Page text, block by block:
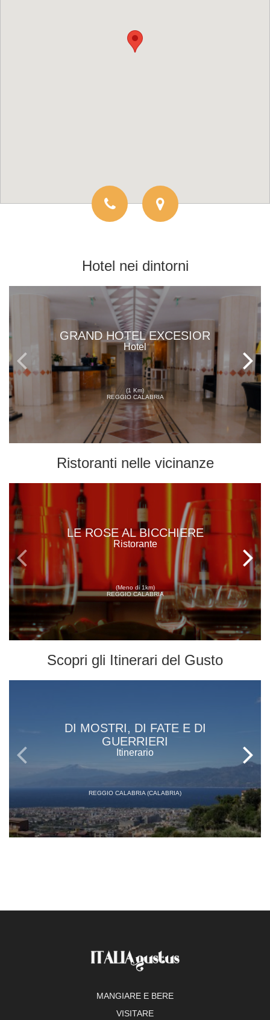
Hotel nei dintorni
GRAND HOTEL EXCESIOR
Hotel
(1 Km)
REGGIO CALABRIA
Ristoranti nelle vicinanze
LE ROSE AL BICCHIERE
Ristorante
(Meno di 1km)
REGGIO CALABRIA
Scopri gli Itinerari del Gusto
DI MOSTRI, DI FATE E DI
GUERRIERI
Itinerario
REGGIO CALABRIA (CALABRIA)
MANGIARE E BERE
VISITARE